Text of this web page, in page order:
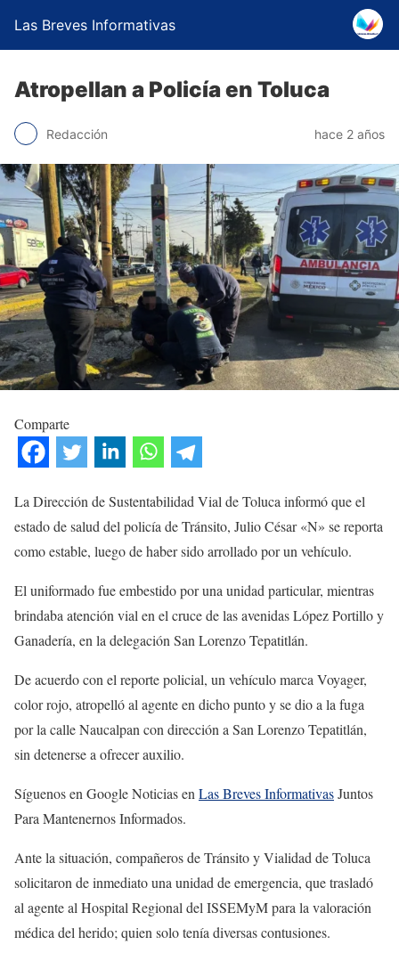
Las Breves Informativas
Atropellan a Policía en Toluca
Redacción hace 2 años
Comparte
La Dirección de Sustentabilidad Vial de Toluca informó que el
estado de salud del policía de Tránsito, Julio César «N» se reporta
como estable, luego de haber sido arrollado por un vehículo.
El uniformado fue embestido por una unidad particular, mientras
brindaba atención vial en el cruce de las avenidas López Portillo y
Ganadería, en la delegación San Lorenzo Tepatitlán.
De acuerdo con el reporte policial, un vehículo marca Voyager,
color rojo, atropelló al agente en dicho punto y se dio a la fuga
por la calle Naucalpan con dirección a San Lorenzo Tepatitlán,
sin detenerse a ofrecer auxilio.
Síguenos en Google Noticias en Las Breves InformativasJuntos
Para Mantenernos Informados.
Ante la situación, compañeros de Tránsito y Vialidad de Toluca
solicitaron de inmediato una unidad de emergencia, que trasladó
al agente al Hospital Regional del ISSEMyM para la valoración
médica del herido; quien solo tenía diversas contusiones.